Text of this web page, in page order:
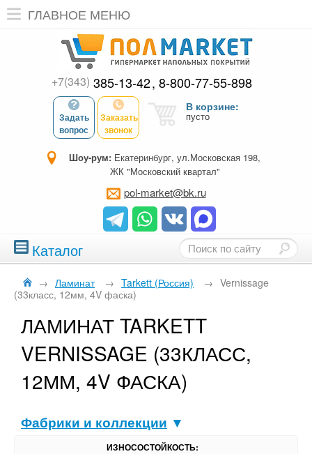
ГЛАВНОЕ МЕНЮ
+7(343) 385-13-42 8-800-77-55-898
Задать
вопрос
Заказать
звонок
В корзине:
пусто
Шоу-рум: Екатеринбург, ул.Московская 198,
ЖК "Московский квартал"
pol-market@bk.ru
Каталог
→ Ламинат → Tarkett (Россия) → Vernissage
(33класс, 12мм, 4V фаска)
ЛАМИНАТ TARKETT
VERNISSAGE (33КЛАСС,
12ММ, 4V ФАСКА)
Фабрики и коллекции ▼
ИЗНОСОСТОЙКОСТЬ: